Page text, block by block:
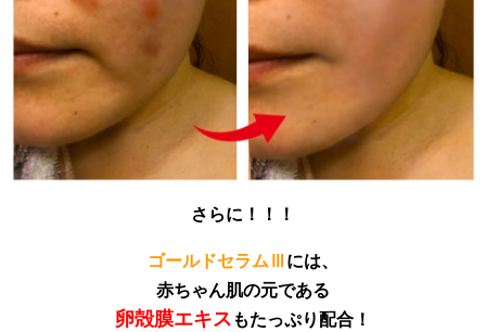
さらに！！！
ゴールドセラムⅢ には、
赤ちゃん肌の元である
卵殻膜エキス もたっぷり配合！